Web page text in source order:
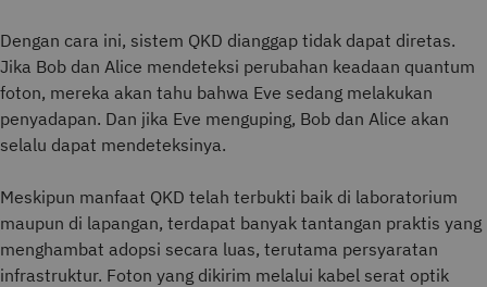
Dengan cara ini, sistem QKD dianggap tidak dapat diretas.
Jika Bob dan Alice mendeteksi perubahan keadaan quantum
foton, mereka akan tahu bahwa Eve sedang melakukan
penyadapan. Dan jika Eve menguping, Bob dan Alice akan
selalu dapat mendeteksinya.
Meskipun manfaat QKD telah terbukti baik di laboratorium
maupun di lapangan, terdapat banyak tantangan praktis yang
menghambat adopsi secara luas, terutama persyaratan
infrastruktur. Foton yang dikirim melalui kabel serat optik